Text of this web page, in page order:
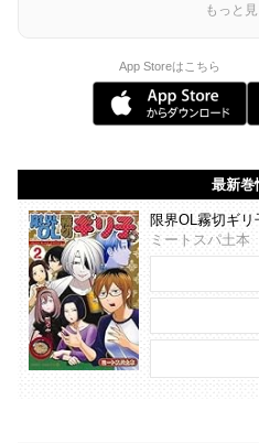
もっと
App Storeはこちら
最新巻
限界OL霧切ギ
ミートスパ土本